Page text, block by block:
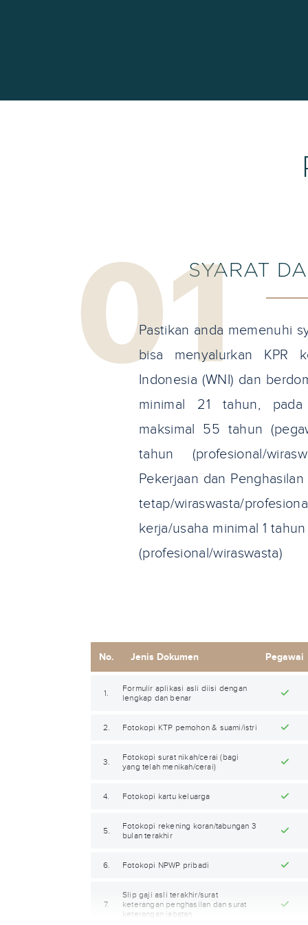
SYARAT
Pastikan anda memenuhi
bisa menyalurkan KPR
Indonesia (WNI) dan
minimal 21 tahun,
maksimal 55 tahun
tahun (profesional/
Pekerjaan dan
tetap/wiraswasta/
kerja/usaha minimal 1
(profesional/wiraswasta)
No. Jenis Dokumen Pegawai
1.
Formulir aplikasi asli diisi dengan
lengkap dan benar
2. Fotokopi KTP pemohon & suami/istri
3.
Fotokopi surat nikah/cerai (bagi
yang telah menikah/cerai)
4. Fotokopi kartu keluarga
5.
Fotokopi rekening koran/tabungan 3
bulan terakhir
6. Fotokopi NPWP pribadi
7.
Slip gaji asli terakhir/surat
keterangan penghasilan dan surat
keterangan jabatan